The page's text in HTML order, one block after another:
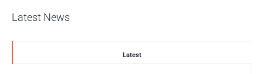
Latest News
Latest